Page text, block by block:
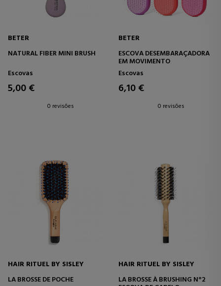
BETER
NATURAL FIBER MINI BRUSH
Escovas
5,00 €
0 revisões
BETER
ESCOVA DESEMBARAÇADORA
EM MOVIMENTO
Escovas
6,10 €
0 revisões
HAIR RITUEL BY SISLEY
LA BROSSE DE POCHE
HAIR RITUEL BY SISLEY
LA BROSSE À BRUSHING N°2